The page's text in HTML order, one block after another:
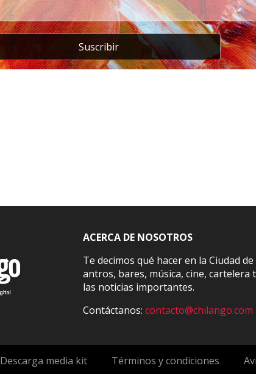
Suscribir
ACERCA DE NOSOTROS
Te decimos qué hacer en la Ciudad
antros, bares, música, cine, cartelera
las noticias importantes.
Contáctanos:contacto@chilango.com
Descarga media kit Términos y condiciones